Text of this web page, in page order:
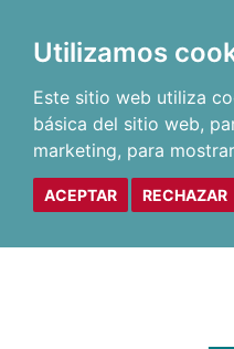
Utilizamos
Este sitio web utiliza
básica del sitio web,
marketing, para
ACEPTAR RECHAZAR